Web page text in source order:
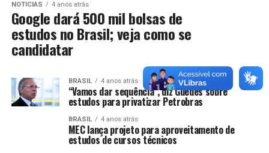
NOTICIAS 4 anos atrás
Google dará 500 mil bolsas de
estudos no Brasil; veja como se
candidatar
BRASIL 4 anos atrás
“Vamos dar sequência”, diz Guedes sobre
estudos para privatizar Petrobras
BRASIL 4 anos atrás
MEC lança projeto para aproveitamento de
estudos de cursos técnicos